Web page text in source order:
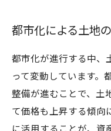
都市化による土地
都市化が進行する中、
って変動しています。
整備が進むことで、土
て価格も上昇する傾向